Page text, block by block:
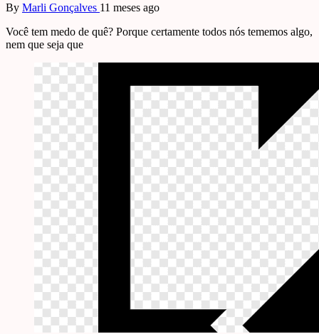
By Marli Gonçalves 11 meses ago
Você tem medo de quê? Porque certamente todos nós tememos algo,
nem que seja que